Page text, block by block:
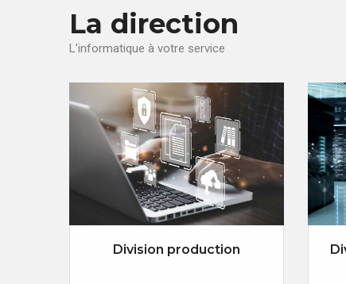
La direction
L'informatique à votre service
Division production